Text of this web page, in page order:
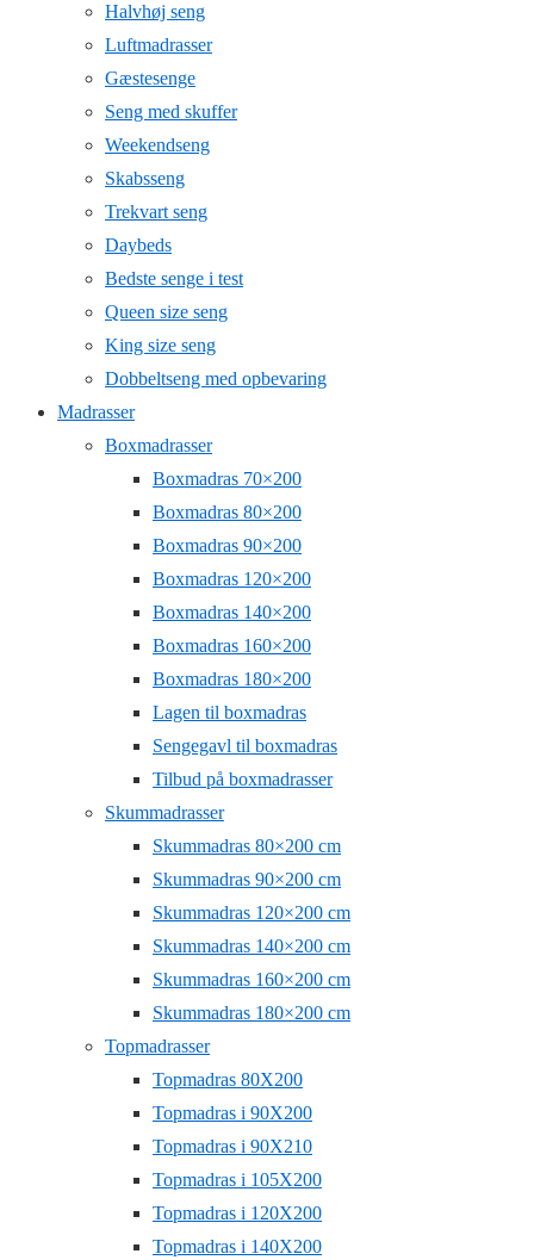
Halvhøj seng
Luftmadrasser
Gæstesenge
Seng med skuffer
Weekendseng
Skabsseng
Trekvart seng
Daybeds
Bedste senge i test
Queen size seng
King size seng
Dobbeltseng med opbevaring
Madrasser
Boxmadrasser
Boxmadras 70×200
Boxmadras 80×200
Boxmadras 90×200
Boxmadras 120×200
Boxmadras 140×200
Boxmadras 160×200
Boxmadras 180×200
Lagen til boxmadras
Sengegavl til boxmadras
Tilbud på boxmadrasser
Skummadrasser
Skummadras 80×200 cm
Skummadras 90×200 cm
Skummadras 120×200 cm
Skummadras 140×200 cm
Skummadras 160×200 cm
Skummadras 180×200 cm
Topmadrasser
Topmadras 80X200
Topmadras i 90X200
Topmadras i 90X210
Topmadras i 105X200
Topmadras i 120X200
Topmadras i 140X200